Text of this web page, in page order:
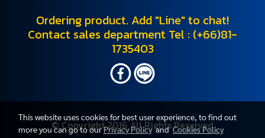
Ordering product. Add "Line" to chat!
Contact sales department Tel : (+66)81-
1735403
© Copyright 2016 All Rights Reserved
This website uses cookies for best user experience, to find out
more you can go to ourPrivacy PolicyandCookies Policy